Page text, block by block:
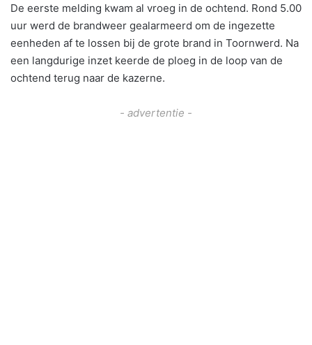
De eerste melding kwam al vroeg in de ochtend. Rond 5.00
uur werd de brandweer gealarmeerd om de ingezette
eenheden af te lossen bij de grote brand in Toornwerd. Na
een langdurige inzet keerde de ploeg in de loop van de
ochtend terug naar de kazerne.
- advertentie -